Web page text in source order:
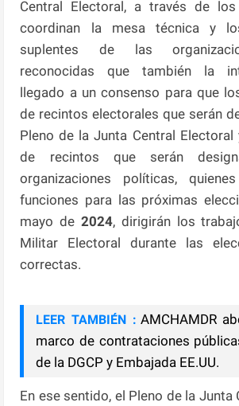
Central Electoral, a través de
coordinan la mesa técnica y
suplentes de las
reconocidas que también la
llegado a un consenso para que
de recintos electorales que serán
Pleno de la Junta Central
de recintos que serán
organizaciones políticas,
funciones para las próximas
mayo de 2024, dirigirán los
Militar Electoral durante las
correctas.
LEER TAMBIÉN : AMCHAMDR
marco de contrataciones
de la DGCP y Embajada EE.UU.
En ese sentido, el Pleno de la Junta